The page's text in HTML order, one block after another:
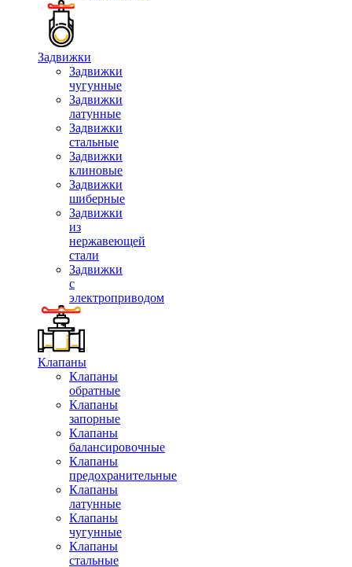
Задвижки
Задвижки
чугунные
Задвижки
латунные
Задвижки
стальные
Задвижки
клиновые
Задвижки
шиберные
Задвижки
из
нержавеющей
стали
Задвижки
с
электроприводом
Клапаны
Клапаны
обратные
Клапаны
запорные
Клапаны
балансировочные
Клапаны
предохранительные
Клапаны
латунные
Клапаны
чугунные
Клапаны
стальные